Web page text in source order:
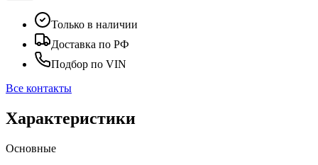
Только в наличии
Доставка по РФ
Подбор по VIN
Все контакты
Характеристики
Основные